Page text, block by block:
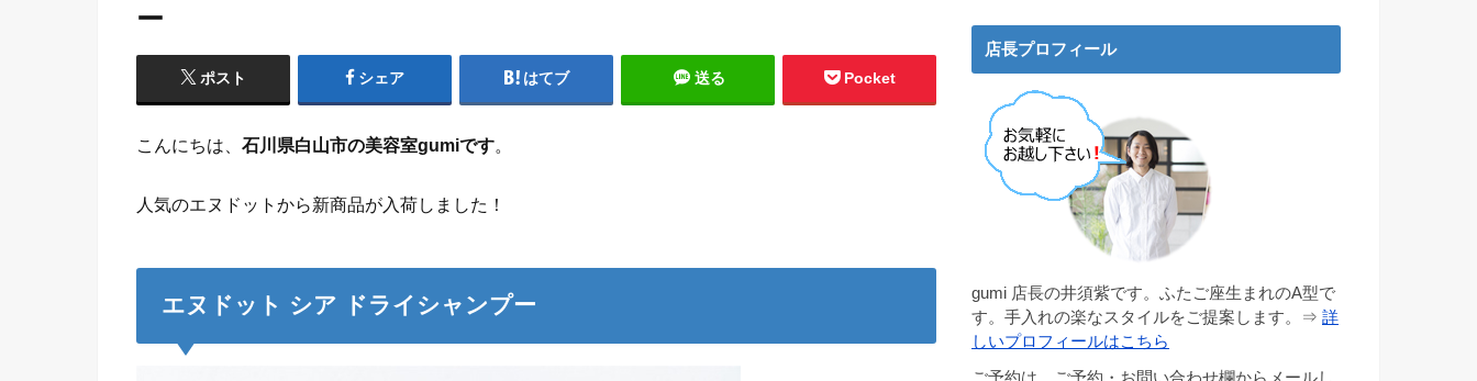
ー
ポスト シェア はてブ 送る Pocket
こんにちは、 石川県白山市の美容室gumiです。
人気のエヌドットから新商品が入荷しました！
エヌドット シア ドライシャンプー
店長プロフィール
gumi 店長の井須紫です。ふたご座生まれのA型で
す。手入れの楽なスタイルをご提案します。⇒ 詳
しいプロフィールはこちら